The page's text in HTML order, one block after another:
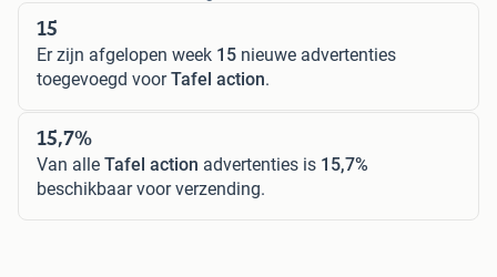
15
Er zijn afgelopen week 15 nieuwe advertenties
toegevoegd voorTafel action.
15,7%
Van alle Tafel action advertenties is 15,7%
beschikbaar voor verzending.